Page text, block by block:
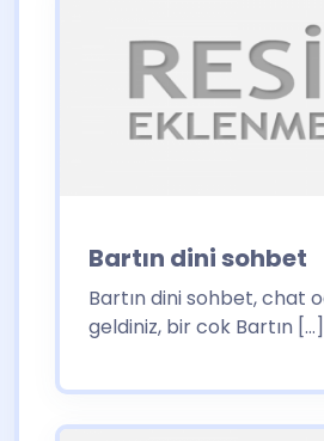
Bartın dini sohbet
Bartın dini sohbet, chat
geldiniz, bir cok Bartın […]